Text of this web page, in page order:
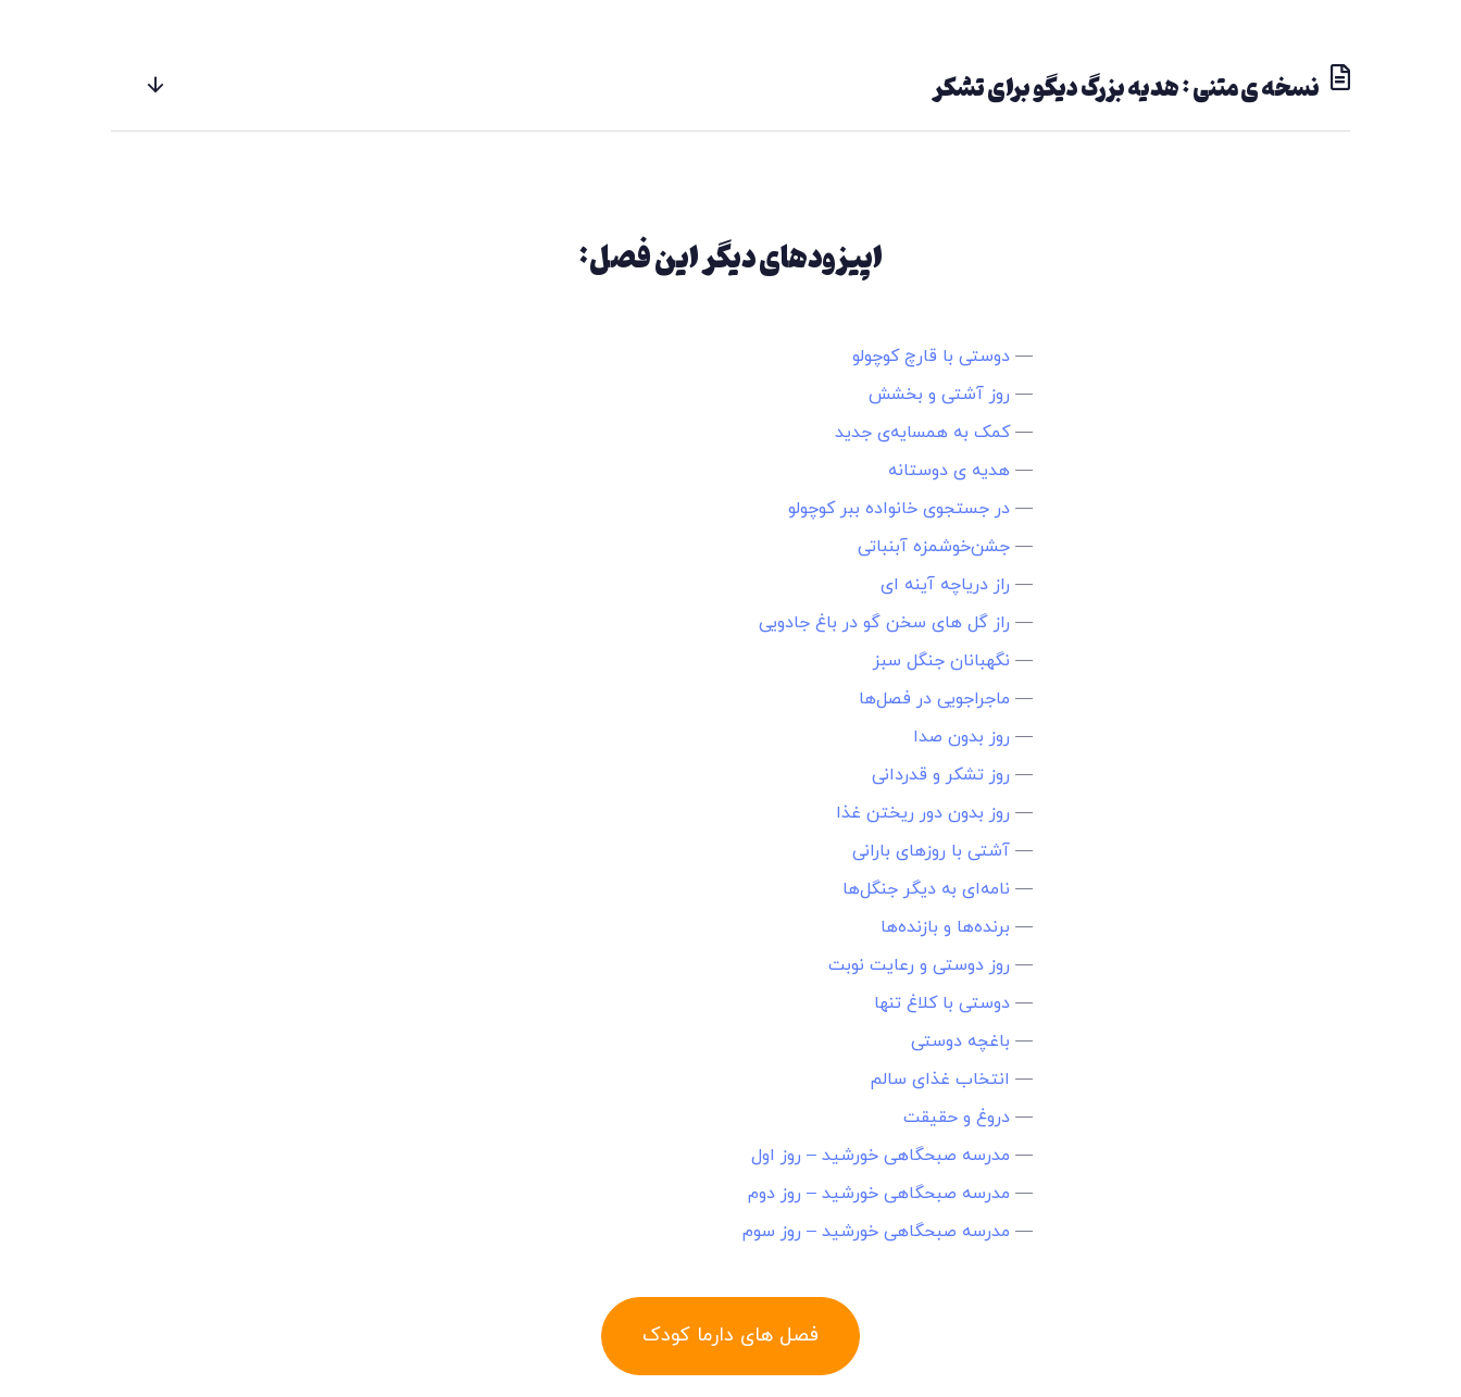
نسخه ی متنی : هدیه‌ بزرگ دیگو برای تشکر
اپیزودهای دیگر این فصل:
—دوستی با قارچ کوچولو
— روز آشتی و بخشش
—کمک به همسایه‌ی جدید
—هدیه ی دوستانه
—در جستجوی خانواده ببر کوچولو
—جشن‌خوشمزه آبنباتی
— راز دریاچه آینه ای
— راز گل های سخن گو در باغ جادویی
— نگهبانان جنگل سبز
— ماجراجویی در فصل‌ها
— روز بدون صدا
— روز تشکر و قدردانی
— روز بدون دور ریختن غذا
—آشتی با روزهای بارانی
— نامه‌ای به دیگر جنگل‌ها
— برنده‌ها و بازنده‌ها
— روز دوستی و رعایت نوبت
—دوستی با کلاغ تنها
— باغچه دوستی
— انتخاب غذای سالم
—دروغ و حقیقت
— مدرسه صبحگاهی خورشید – روز اول
— مدرسه صبحگاهی خورشید – روز دوم
— مدرسه صبحگاهی خورشید – روز سوم
فصل های دارما کودک